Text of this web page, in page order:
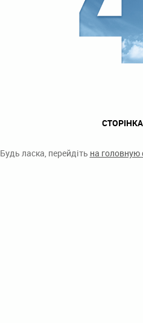
Будь ласка, перейдіть на головную